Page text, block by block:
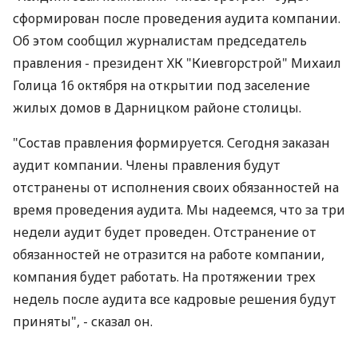
сформирован после проведения аудита компании.
Об этом сообщил журналистам председатель
правления - президент ХК "Киевгорстрой" Михаил
Голица 16 октября на открытии под заселение
жилых домов в Дарницком районе столицы.
"Состав правления формируется. Сегодня заказан
аудит компании. Члены правления будут
отстранены от исполнения своих обязанностей на
время проведения аудита. Мы надеемся, что за три
недели аудит будет проведен. Отстранение от
обязанностей не отразится на работе компании,
компания будет работать. На протяжении трех
недель после аудита все кадровые решения будут
приняты", - сказал он.